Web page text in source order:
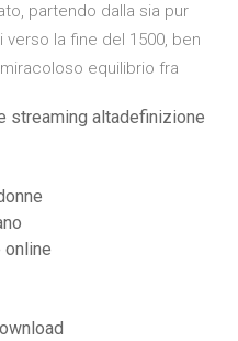
partendo dalla sia pur
la fine del 1500, ben
equilibrio fra
streaming altadefinizione
online